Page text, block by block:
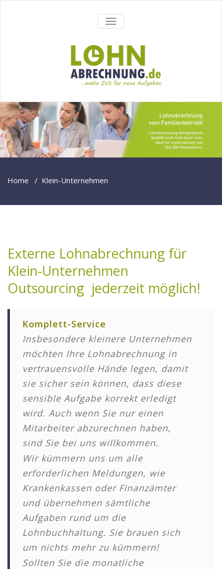
SCHALTE
NAVIGATION
Home / Klein-Unternehmen
Externe Lohnabrechnung für
Klein-Unternehmen
Outsourcing jederzeit möglich!
Komplett-Service
Insbesondere kleinere Unternehmen
möchten Ihre Lohnabrechnung in
vertrauensvolle Hände legen, damit
sie sicher sein können, dass diese
sensible Aufgabe korrekt erledigt
wird. Auch wenn Sie nur einen
Mitarbeiter abzurechnen haben,
sind Sie bei uns willkommen.
Wir kümmern uns um alle
erforderlichen Meldungen, wie
Krankenkassen oder Finanzämter
und übernehmen sämtliche
Aufgaben rund um die
Lohnbuchhaltung. Sie brauen sich
um nichts mehr zu kümmern!
Sollten Sie die monatliche